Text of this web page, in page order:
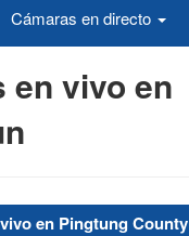
Cámaras en directo
en vivo en
en Pingtung County